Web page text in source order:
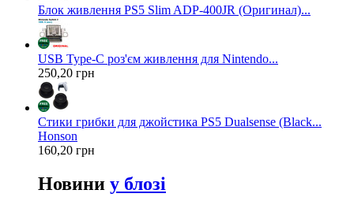
Блок живлення PS5 Slim ADP-400JR (Оригинал)...
USB Type-C роз'єм живлення для Nintendo...
250,20 грн
Стики грибки для джойстика PS5 Dualsense (Black...
Honson
160,20 грн
Новини у блозі